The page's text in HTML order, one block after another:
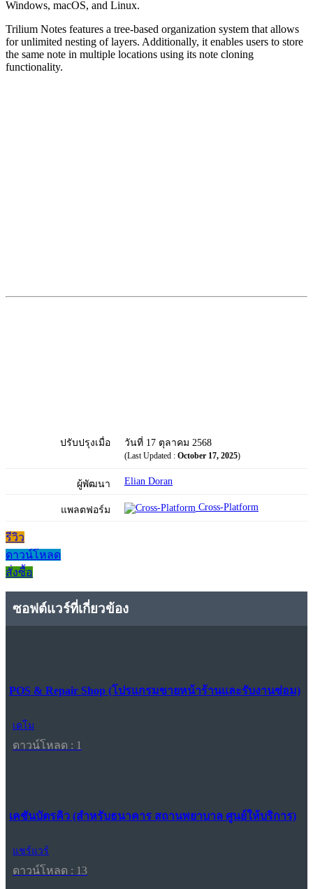
Windows, macOS, and Linux.
Trilium Notes features a tree-based organization system that allows
for unlimited nesting of layers. Additionally, it enables users to store
the same note in multiple locations using its note cloning
functionality.
ปรับปรุงเมื่อ วันที่ 17 ตุลาคม 2568
(Last Updated : October 17, 2025)
ผู้พัฒนา Elian Doran
แพลตฟอร์ม Cross-Platform
รีวิว
ดาวน์โหลด
สั่งซื้อ
ซอฟต์แวร์ที่เกี่ยวข้อง
POS & Repair Shop (โปรแกรมขายหน้าร้านและรับงานซ่อม)
เดโม
ดาวน์โหลด : 1
เคชันบัตรคิว (สำหรับธนาคาร สถานพยาบาล ศูนย์ให้บริการ)
แชร์แวร์
ดาวน์โหลด : 13